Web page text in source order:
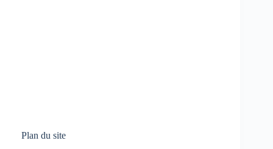
Plan du site